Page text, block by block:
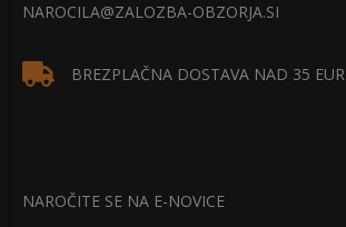
NAROCILA@ZALOZBA-OBZORJA.SI
BREZPLAČNA DOSTAVA NAD 35 EUR
NAROČITE SE NA E-NOVICE